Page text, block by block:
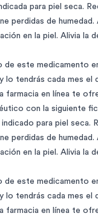
para piel seca.
perdidas de humedad.
en la piel. Alivia la
de este medicamento
lo tendrás cada mes el
farmacia en línea te
con la siguiente
para piel seca.
perdidas de humedad.
en la piel. Alivia la
de este medicamento
lo tendrás cada mes el
farmacia en línea te